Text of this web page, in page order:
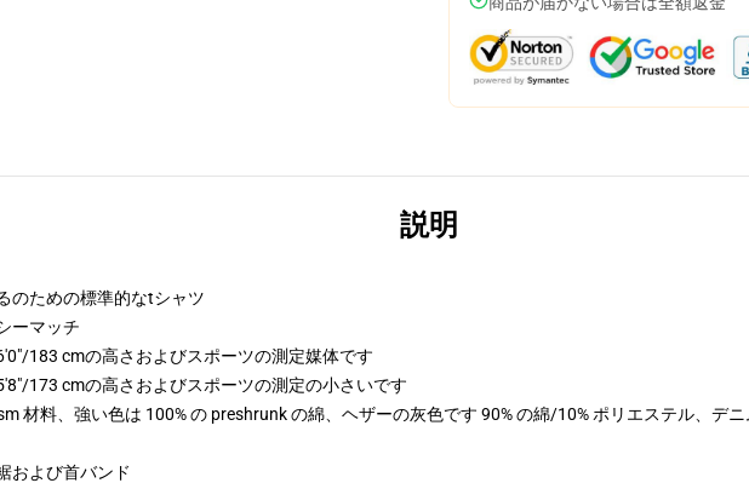
説明
のための標準的なtシャツ
ーマッチ
183 cmの高さおよびスポーツの測定媒体です
173 cmの高さおよびスポーツの測定の小さいです
材料、強い色は 100% の preshrunk の綿、ヘザーの灰色です 90% の綿/10% ポリエステル、デ
および首バンド